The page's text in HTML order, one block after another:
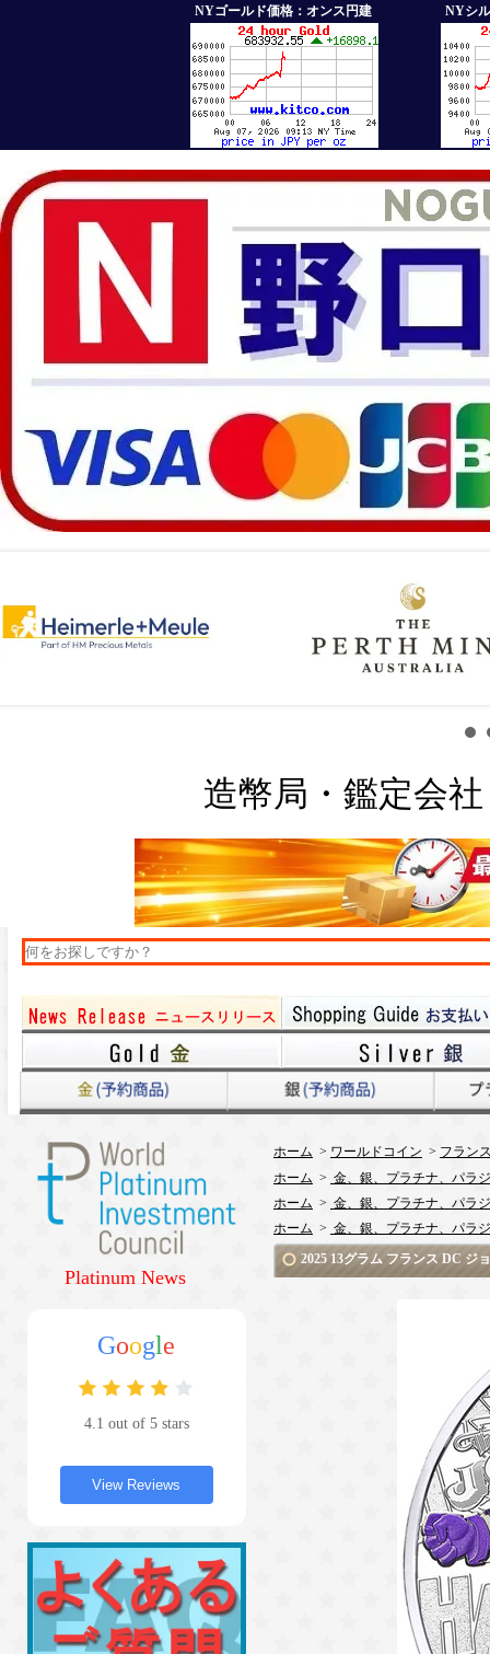
NYゴールド価格：オンス円建 NYシ
造幣局・鑑定会
Platinum News
Google
4.1 out of 5 stars
View Reviews
ホーム > ワールドコイン > フラン
ホーム > 金、銀、プラチナ、パラ
ホーム > 金、銀、プラチナ、パラ
ホーム > 金、銀、プラチナ、パラ
2025 13グラム フランス DC ジ